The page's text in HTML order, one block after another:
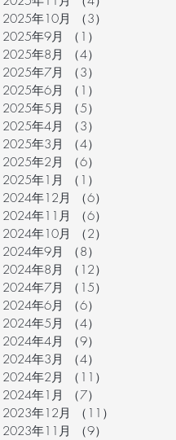
2025年10月
（3）
2025年9月
（1）
2025年8月
（4）
2025年7月
（3）
2025年6月
（1）
2025年5月
（5）
2025年4月
（3）
2025年3月
（4）
2025年2月
（6）
2025年1月
（1）
2024年12月
（6）
2024年11月
（6）
2024年10月
（2）
2024年9月
（8）
2024年8月
（12）
2024年7月
（15）
2024年6月
（6）
2024年5月
（4）
2024年4月
（9）
2024年3月
（4）
2024年2月
（11）
2024年1月
（7）
2023年12月
（11）
2023年11月
（9）